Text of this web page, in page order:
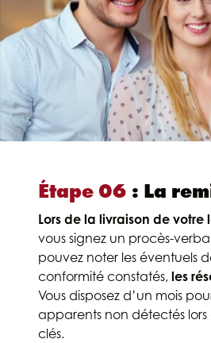
Étape 06 : La
Lors de la livraison de votre
vous signez un procès-
pouvez noter les éventuels
conformité constatés, les
Vous disposez d’un mois
apparents non détectés lors
clés.